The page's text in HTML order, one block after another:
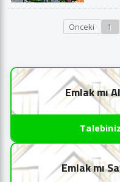
Önceki 1
Emlak mı
Emlak mı